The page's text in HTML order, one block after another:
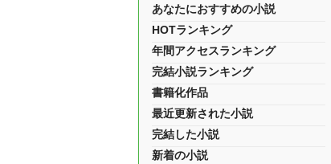
あなたにおすすめの小説
HOTランキング
年間アクセスランキング
完結小説ランキング
書籍化作品
最近更新された小説
完結した小説
新着の小説